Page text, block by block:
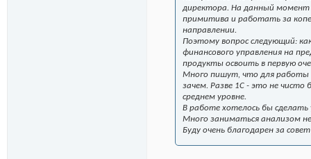
директора. На данный момент
примитива и работать за
направлении.
Поэтому вопрос следующий:
финансового управления на
продукты освоить в первую
Много пишут, что для работы
зачем. Разве 1С - это не чисто
среднем уровне.
В работе хотелось бы
Много заниматься анализом
Буду очень благодарен за